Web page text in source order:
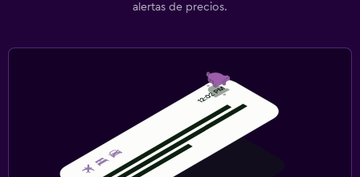
alertas de precios.